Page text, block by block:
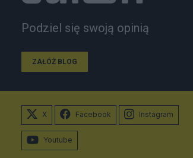
Podziel się swoją opinią
ZAŁÓŻ BLOG
X Facebook Instagram
Youtube